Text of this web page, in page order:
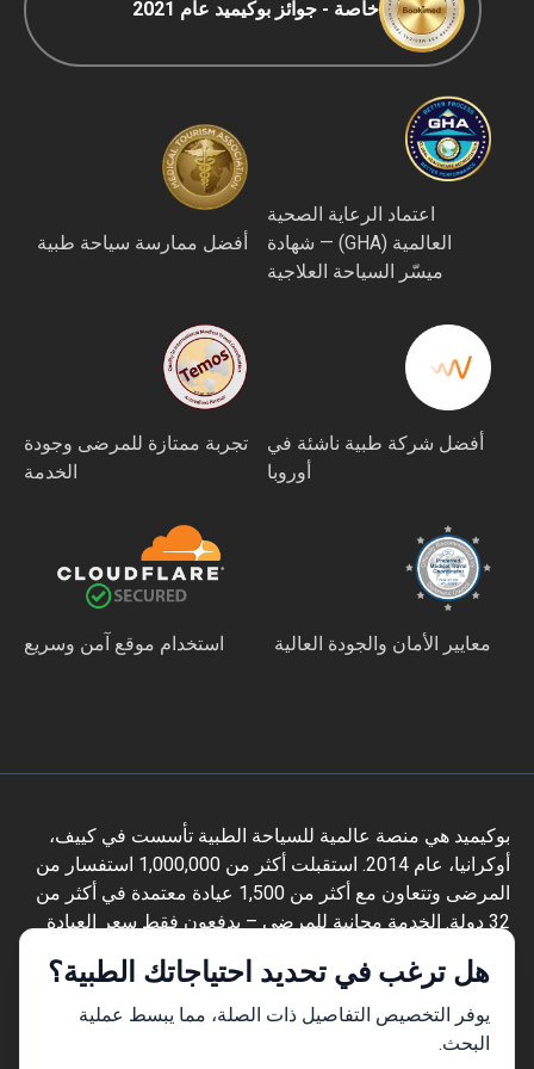
هل ترغب في تحديد احتياجاتك الطبية؟
يوفر التخصيص التفاصيل ذات الصلة، مما يبسط عملية
البحث.
خاصة - جوائز بوكيميد عام 2021
اعتماد الرعاية الصحية
العالمية (GHA) — شهادة
ميسّر السياحة العلاجية
أفضل ممارسة سياحة طبية
أفضل شركة طبية ناشئة في
أوروبا
تجربة ممتازة للمرضى وجودة
الخدمة
معايير الأمان والجودة العالية استخدام موقع آمن وسريع
بوكيميد هي منصة عالمية للسياحة الطبية تأسست في كييف،
أوكرانيا، عام 2014. استقبلت أكثر من 1,000,000 استفسار من
المرضى وتتعاون مع أكثر من 1,500 عيادة معتمدة في أكثر من
32 دولة. الخدمة مجانية للمرضى – يدفعون فقط سعر العيادة
يساعد منسقون مدربون طبياً المرضى على مقارنة العيادات